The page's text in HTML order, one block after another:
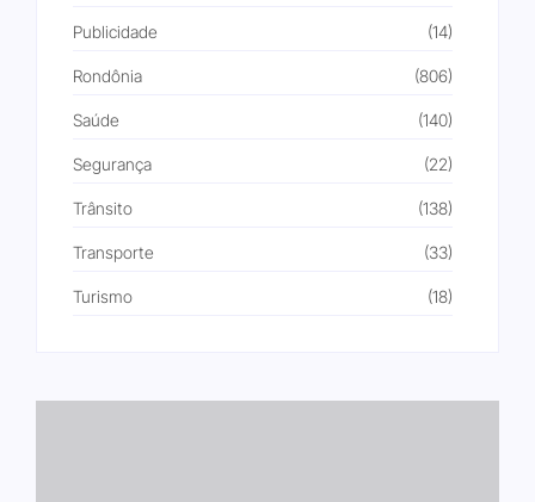
Publicidade (14)
Rondônia (806)
Saúde (140)
Segurança (22)
Trânsito (138)
Transporte (33)
Turismo (18)